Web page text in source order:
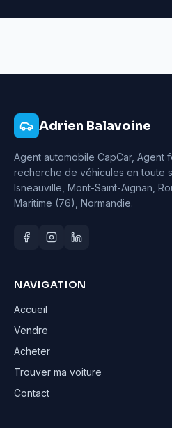
Adrien Balavoine
Agent automobile CapCar, Agent
recherche de véhicules en toute
Isneauville, Mont-Saint-Aignan,
Maritime (76), Normandie.
NAVIGATION
Accueil
Vendre
Acheter
Trouver ma voiture
Contact